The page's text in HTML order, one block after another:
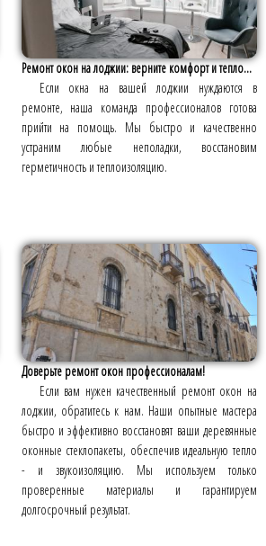
Ремонт окон на лоджии: верните комфорт и тепло...
Если окна на вашей лоджии нуждаются в
ремонте, наша команда профессионалов готова
прийти на помощь. Мы быстро и качественно
устраним любые неполадки, восстановим
герметичность и теплоизоляцию.
Доверьте ремонт окон профессионалам!
Если вам нужен качественный ремонт окон на
лоджии, обратитесь к нам. Наши опытные мастера
быстро и эффективно восстановят ваши деревянные
оконные стеклопакеты, обеспечив идеальную тепло
- и звукоизоляцию. Мы используем только
проверенные материалы и гарантируем
долгосрочный результат.